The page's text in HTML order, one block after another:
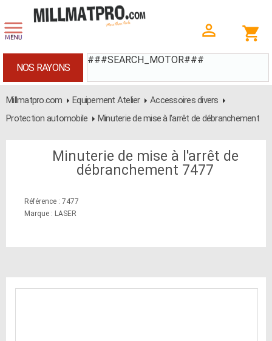
###SEARCH_MOTOR###
NOS RAYONS
Millmatpro.com Equipement Atelier
Accessoires divers
Protection automobile
Minuterie de mise à l'arrêt de débranchement
Minuterie de mise à l'arrêt de
débranchement 7477
Référence : 7477
Marque : LASER